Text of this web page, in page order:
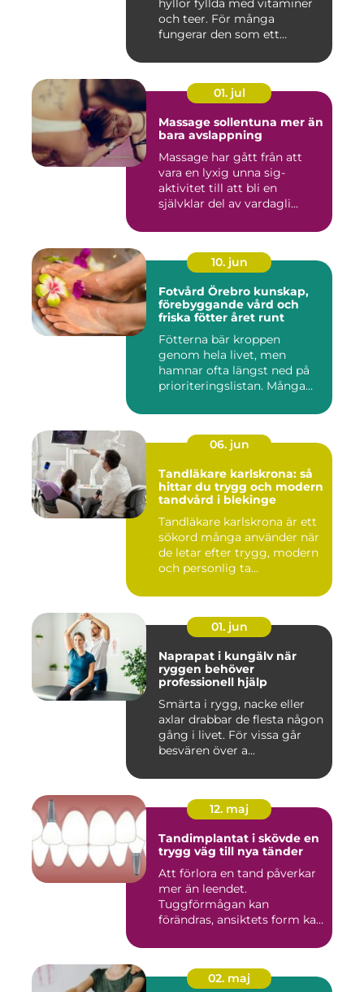
hyllor fyllda med vitaminer
och teer. För många
fungerar den som ett
01. jul
Massage sollentuna mer än
bara avslappning
Massage har gått från att
vara en lyxig unna sig-
aktivitet till att bli en
självklar del av vardagli...
10. jun
Fotvård Örebro kunskap,
förebyggande vård och
friska fötter året runt
Fötterna bär kroppen
genom hela livet, men
hamnar ofta längst ned på
prioriteringslistan. Många
06. jun
Tandläkare karlskrona: så
hittar du trygg och modern
tandvård i blekinge
Tandläkare karlskrona är ett
sökord många använder när
de letar efter trygg, modern
och personlig ta...
01. jun
Naprapat i kungälv när
ryggen behöver
professionell hjälp
Smärta i rygg, nacke eller
axlar drabbar de flesta någon
gång i livet. För vissa går
besvären över a...
12. maj
Tandimplantat i skövde en
trygg väg till nya tänder
Att förlora en tand påverkar
mer än leendet.
Tuggförmågan kan
förändras, ansiktets form kan
02. maj